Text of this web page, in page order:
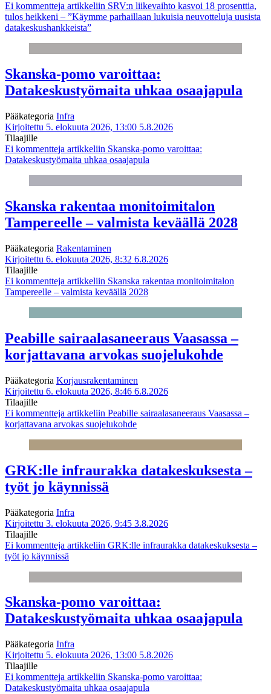
Ei kommentteja artikkeliin SRV:n liikevaihto kasvoi 18 prosenttia,
tulos heikkeni – ”Käymme parhaillaan lukuisia neuvotteluja uusista
datakeskushankkeista”
Skanska-pomo varoittaa:
Datakeskustyömaita uhkaa osaajapula
Pääkategoria Infra
Kirjoitettu 5. elokuuta 2026, 13:00 5.8.2026
Tilaajille
Ei kommentteja artikkeliin Skanska-pomo varoittaa:
Datakeskustyömaita uhkaa osaajapula
Skanska rakentaa monitoimitalon
Tampereelle – valmista keväällä 2028
Pääkategoria Rakentaminen
Kirjoitettu 6. elokuuta 2026, 8:32 6.8.2026
Tilaajille
Ei kommentteja artikkeliin Skanska rakentaa monitoimitalon
Tampereelle – valmista keväällä 2028
Peabille sairaalasaneeraus Vaasassa –
korjattavana arvokas suojelukohde
Pääkategoria Korjausrakentaminen
Kirjoitettu 6. elokuuta 2026, 8:46 6.8.2026
Tilaajille
Ei kommentteja artikkeliin Peabille sairaalasaneeraus Vaasassa –
korjattavana arvokas suojelukohde
GRK:lle infraurakka datakeskuksesta –
työt jo käynnissä
Pääkategoria Infra
Kirjoitettu 3. elokuuta 2026, 9:45 3.8.2026
Tilaajille
Ei kommentteja artikkeliin GRK:lle infraurakka datakeskuksesta –
työt jo käynnissä
Skanska-pomo varoittaa:
Datakeskustyömaita uhkaa osaajapula
Pääkategoria Infra
Kirjoitettu 5. elokuuta 2026, 13:00 5.8.2026
Tilaajille
Ei kommentteja artikkeliin Skanska-pomo varoittaa:
Datakeskustyömaita uhkaa osaajapula